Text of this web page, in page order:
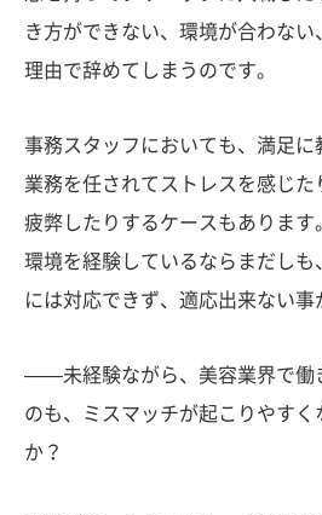
き方ができない、環境が合わな
理由で辞めてしまうのです。
事務スタッフにおいても、満足に
業務を任されてストレスを感じた
疲弊したりするケースもあります
環境を経験しているならまだしも
には対応できず、適応出来ない事
——未経験ながら、美容業界で働
のも、ミスマッチが起こりやすく
か？